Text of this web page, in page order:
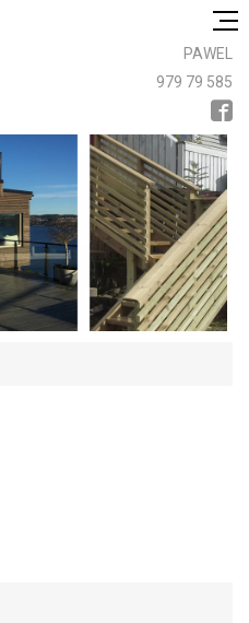
PAWEL
979 79 585
